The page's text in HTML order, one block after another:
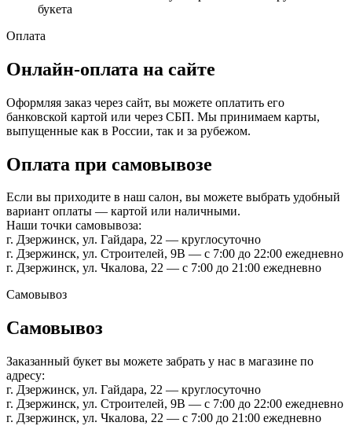
букета
Оплата
Онлайн-оплата на сайте
Оформляя заказ через сайт, вы можете оплатить его
банковской картой или через СБП. Мы принимаем карты,
выпущенные как в России, так и за рубежом.
Оплата при самовывозе
Если вы приходите в наш салон, вы можете выбрать удобный
вариант оплаты — картой или наличными.
Наши точки самовывоза:
г. Дзержинск, ул. Гайдара, 22 — круглосуточно
г. Дзержинск, ул. Строителей, 9В — с 7:00 до 22:00 ежедневно
г. Дзержинск, ул. Чкалова, 22 — с 7:00 до 21:00 ежедневно
Самовывоз
Самовывоз
Заказанный букет вы можете забрать у нас в магазине по
адресу:
г. Дзержинск, ул. Гайдара, 22 — круглосуточно
г. Дзержинск, ул. Строителей, 9В — с 7:00 до 22:00 ежедневно
г. Дзержинск, ул. Чкалова, 22 — с 7:00 до 21:00 ежедневно